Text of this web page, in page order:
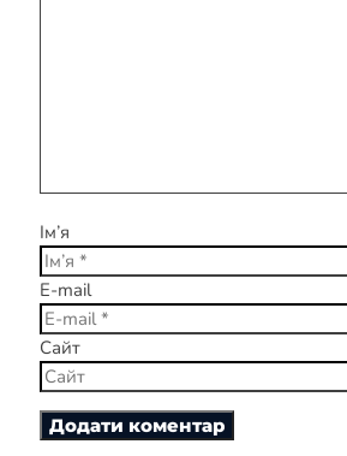
Ім’я
E-mail
Сайт